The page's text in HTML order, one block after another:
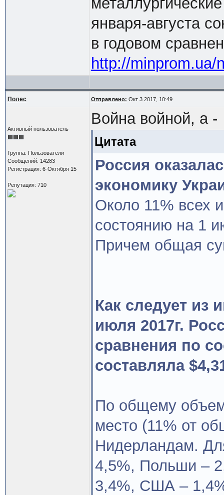
января-августа
в годовом
http://minprom.ua/
Полес Отправлено: Окт 3 2017, 10:49
Активный пользователь
Группа: Пользователи
Сообщений: 14283
Регистрация: 6-Октября 15
Репутация: 710
Война войной, а -
Цитата
Россия
экономику
Около 11% всех
состоянию на 1
Причем общая
Как следует из
июля 2017г.
сравнения по
составляла
По общему
место (11% от
Нидерландам.
4,5%, Польши –
3,4%, США –